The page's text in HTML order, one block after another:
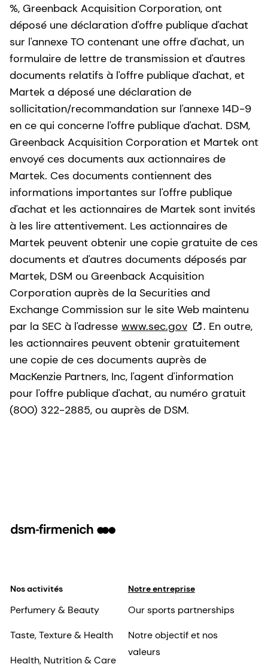
%, Greenback Acquisition Corporation, ont
déposé une déclaration d'offre publique d'achat
sur l'annexe TO contenant une offre d'achat, un
formulaire de lettre de transmission et d'autres
documents relatifs à l'offre publique d'achat, et
Martek a déposé une déclaration de
sollicitation/recommandation sur l'annexe 14D-9
en ce qui concerne l'offre publique d'achat. DSM,
Greenback Acquisition Corporation et Martek ont
envoyé ces documents aux actionnaires de
Martek. Ces documents contiennent des
informations importantes sur l'offre publique
d'achat et les actionnaires de Martek sont invités
à les lire attentivement. Les actionnaires de
Martek peuvent obtenir une copie gratuite de ces
documents et d'autres documents déposés par
Martek, DSM ou Greenback Acquisition
Corporation auprès de la Securities and
Exchange Commission sur le site Web maintenu
par la SEC à l'adresse www.sec.gov
. En outre,
les actionnaires peuvent obtenir gratuitement
une copie de ces documents auprès de
MacKenzie Partners, Inc, l'agent d'information
pour l'offre publique d'achat, au numéro gratuit
(800) 322-2885, ou auprès de DSM.
Nos activités
Perfumery & Beauty
Taste, Texture & Health
Health, Nutrition & Care
Notre entreprise
Our sports partnerships
Notre objectif et nos
valeurs